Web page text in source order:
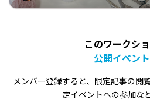
このワークシ
公開イベント
メンバー登録すると、限定記事の閲
定イベントへの参加な